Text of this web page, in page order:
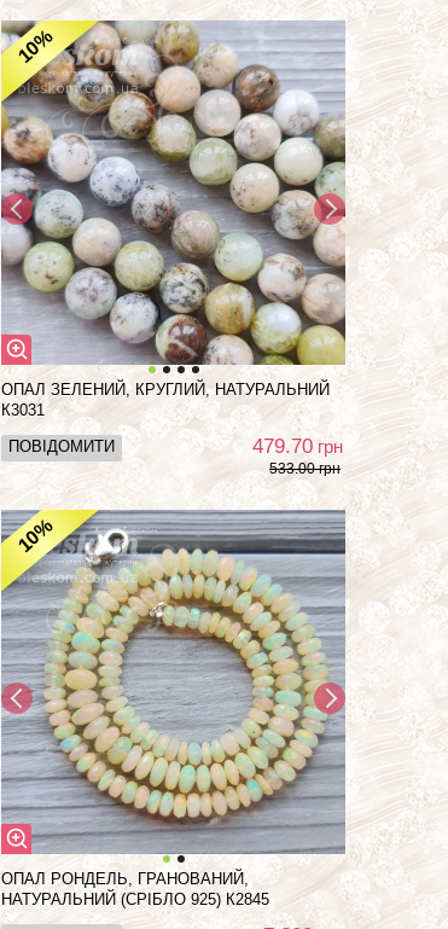
10%
ОПАЛ ЗЕЛЕНИЙ, КРУГЛИЙ, НАТУРАЛЬНИЙ
К3031
ПОВІДОМИТИ
479.70грн
533.00 грн
10%
ОПАЛ РОНДЕЛЬ, ГРАНОВАНИЙ,
НАТУРАЛЬНИЙ (СРІБЛО 925) К2845